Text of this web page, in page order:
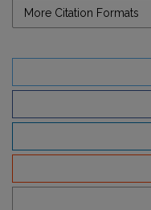
More Citation Formats